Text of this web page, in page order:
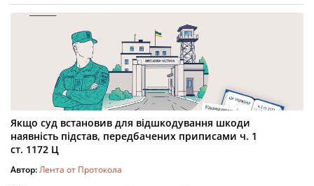
Якщо суд встановив для відшкодування шкоди
наявність підстав, передбачених приписами ч. 1
ст. 1172 Ц
Автор:Лента от Протокола